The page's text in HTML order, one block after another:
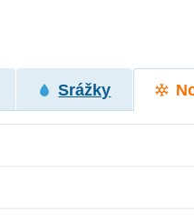
Srážky